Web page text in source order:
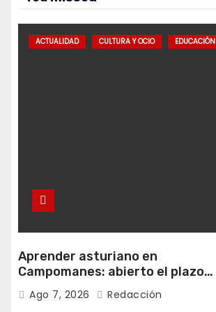
ACTUALIDAD CULTURA Y OCIO EDUCACIÓN
Aprender asturiano en
Campomanes: abierto el plazo
para inscribirse en el programa
Falamos
Ago 7, 2026 Redacción